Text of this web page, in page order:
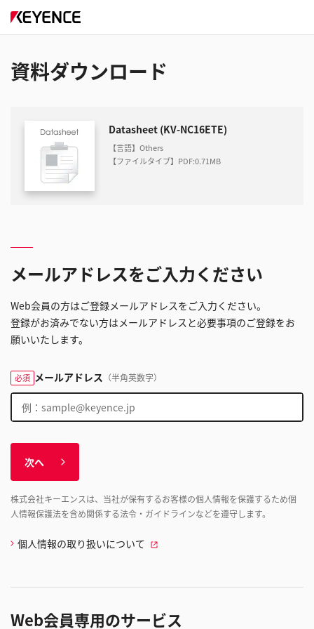
資料ダウンロード
Datasheet (KV-NC16ETE)
【言語】Others
【ファイルタイプ】PDF:0.71MB
メールアドレスをご入力ください
Web会員の方はご登録メールアドレスをご入力ください。
登録がお済みでない方はメールアドレスと必要事項のご登録をお
願いいたします。
必須 メールアドレス （半角英数字）
次へ
株式会社キーエンスは、当社が保有するお客様の個人情報を保護するため個
人情報保護法を含め関係する法令・ガイドラインなどを遵守します。
個人情報の取り扱いについて
Web会員専用のサービス